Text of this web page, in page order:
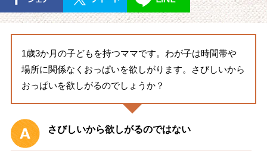
1歳3か月の子どもを持つママです。わが子は時間帯や
場所に関係なくおっぱいを欲しがります。さびしいから
おっぱいを欲しがるのでしょうか？
さびしいから欲しがるのではない